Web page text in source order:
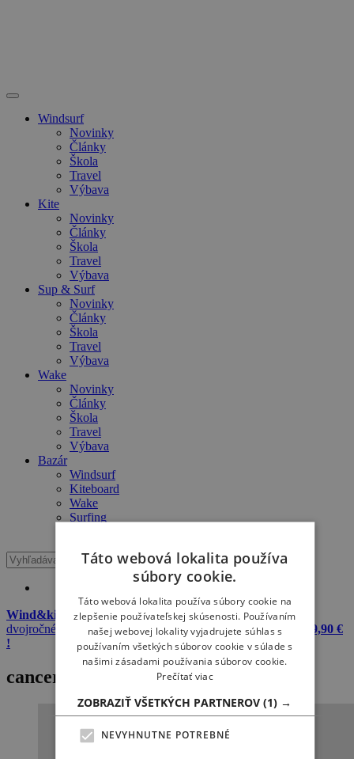
Windsurf
Novinky
Články
Škola
Travel
Výbava
Kite
Novinky
Články
Škola
Travel
Výbava
Sup & Surf
Novinky
Články
Škola
Travel
Výbava
Wake
Novinky
Články
Škola
Travel
Výbava
Bazár
Windsurf
Kiteboard
Wake
Surfing
Wind&kite okuliare + 20 L dry bag Meatfly zadarmok
dvojročnému predplatnému Windsurfer & Kitesurferiba za 29,90 €
!
cancer
Táto webová lokalita používa
súbory cookie.
Táto webová lokalita používa súbory cookie na
zlepšenie používateľskej skúsenosti. Používaním
našej webovej lokality vyjadrujete súhlas s
používaním všetkých súborov cookie v súlade s
našimi zásadami používania súborov cookie.
Prečítať viac
ZOBRAZIŤ VŠETKÝCH PARTNEROV(1) →
NEVYHNUTNE POTREBNÉ